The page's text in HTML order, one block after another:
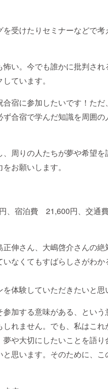
受けたりセミナーなどで考
い。今でも誰かに批判され
ています。
宿に参加したいです！ただ
合宿で学んだ知識を周囲の
周りの人たちが夢や希望を
お願いします。
、宿泊費 21,600円、交通
伸さん、大嶋啓介さんの絶
なくてもすばらしさがわか
体験していただきたいと思
加する意味がある、という
れません。でも、私はこれ
や大切にしたいことを語り
思います。そのために、こ